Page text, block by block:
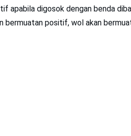
apabila digosok dengan benda
bermuatan positif, wol akan